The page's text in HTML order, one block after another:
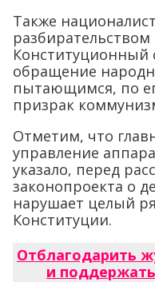
Также
Конституционный
обращение
пытающимся, по
призрак
Отметим, что
управление
указало, перед
законопроекта о
нарушает целый
Конституции.
Отблагодарить
и